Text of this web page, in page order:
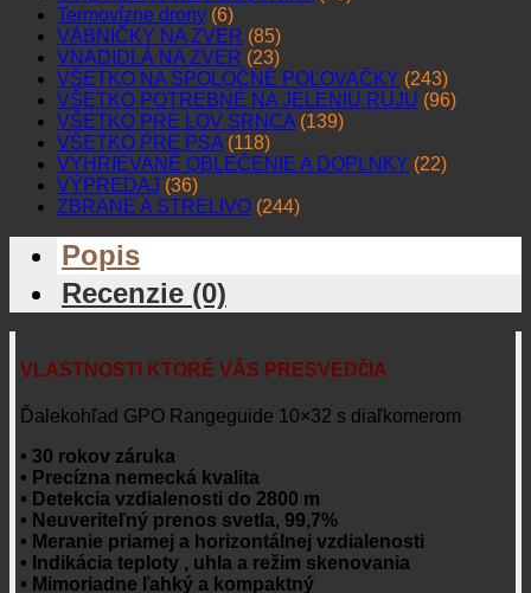
Termovízne drony (6)
VÁBNIČKY NA ZVER (85)
VNADIDLÁ NA ZVER (23)
VŠETKO NA SPOLOČNÉ POĽOVAČKY (243)
VŠETKO POTREBNÉ NA JELENIU RUJU (96)
VŠETKO PRE LOV SRNCA (139)
VŠETKO PRE PSA (118)
VYHRIEVANÉ OBLEČENIE A DOPLNKY (22)
VÝPREDAJ (36)
ZBRANE A STRELIVO (244)
Popis
Recenzie (0)
VLASTNOSTI KTORÉ VÁS PRESVEDČIA
Ďalekohľad GPO Rangeguide 10×32 s diaľkomerom
• 30 rokov záruka
• Precízna nemecká kvalita
• Detekcia vzdialenosti do 2800 m
• Neuveriteľný prenos svetla, 99,7%
• Meranie priamej a horizontálnej vzdialenosti
• Indikácia teploty , uhla a režim skenovania
• Mimoriadne ľahký a kompaktný